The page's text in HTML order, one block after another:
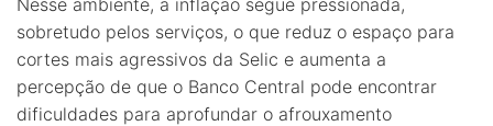
Nesse ambiente, a inflação segue pressionada,
sobretudo pelos serviços, o que reduz o espaço para
cortes mais agressivos da Selic e aumenta a
percepção de que o Banco Central pode encontrar
dificuldades para aprofundar o afrouxamento